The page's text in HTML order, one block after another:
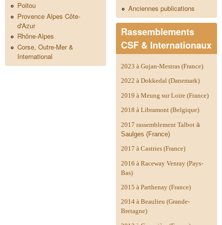
Poitou
Provence Alpes Côte-
d'Azur
Rhône-Alpes
Corse, Outre-Mer &
International
Anciennes publications
Rassemblements
CSF & Internationaux
2023 à Gujan-Mestras (France)
2022 à Dokkedal (Danemark)
2019 à Meung sur Loire (France)
2018 à Libramont (Belgique)
2017 rassemblement Talbot à
Saulges (France)
2017 à Castries (France)
2016 à Raceway Venray (Pays-
Bas)
2015 à Parthenay (France)
2014 à Beaulieu (Grande-
Bretagne)